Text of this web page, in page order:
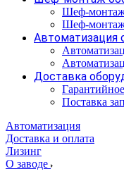
Шеф-монтаж
Шеф-монтаж
Автоматизация
Доставка
Поставка
Автоматизация
Доставка и оплата
Лизинг
О заводе